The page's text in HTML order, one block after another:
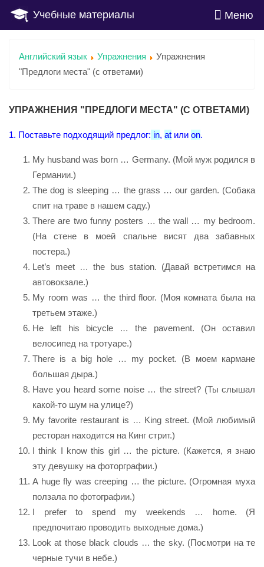
Учебные материалы Меню
Английский язык Упражнения
Упражнения
"Предлоги места" (с ответами)
УПРАЖНЕНИЯ "ПРЕДЛОГИ МЕСТА" (С ОТВЕТАМИ)
1. Поставьте подходящий предлог: in, at или on.
My husband was born … Germany. (Мой муж родился в
Германии.)
The dog is sleeping … the grass … our garden. (Собака
спит на траве в нашем саду.)
There are two funny posters … the wall … my bedroom.
(На стене в моей спальне висят два забавных
постера.)
Let’s meet … the bus station. (Давай встретимся на
автовокзале.)
My room was … the third floor. (Моя комната была на
третьем этаже.)
He left his bicycle … the pavement. (Он оставил
велосипед на тротуаре.)
There is a big hole … my pocket. (В моем кармане
большая дыра.)
Have you heard some noise … the street? (Ты слышал
какой-то шум на улице?)
My favorite restaurant is … King street. (Мой любимый
ресторан находится на Кинг стрит.)
I think I know this girl … the picture. (Кажется, я знаю
эту девушку на фоторграфии.)
A huge fly was creeping … the picture. (Огромная муха
ползала по фотографии.)
I prefer to spend my weekends … home. (Я
предпочитаю проводить выходные дома.)
Look at those black clouds … the sky. (Посмотри на те
черные тучи в небе.)